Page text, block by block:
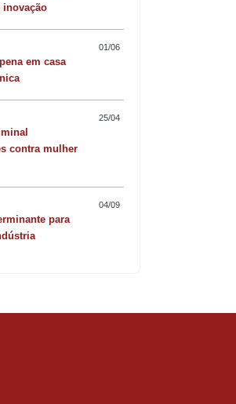
de camarão
inovação
01/06
em casa
25/04
contra mulher
04/09
para